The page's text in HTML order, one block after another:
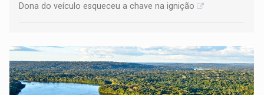
Dona do veículo esqueceu a chave na ignição